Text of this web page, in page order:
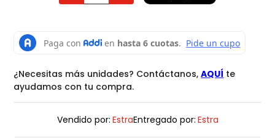
¿Necesitas más unidades? Contáctanos,AQUÍ te
ayudamos con tu compra.
Vendido por: EstraEntregado por: Estra